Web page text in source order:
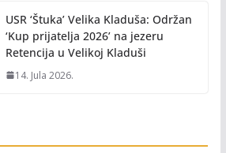
USR ‘Štuka’ Velika Kladuša: Održan
‘Kup prijatelja 2026’ na jezeru
Retencija u Velikoj Kladuši
14. Jula 2026.